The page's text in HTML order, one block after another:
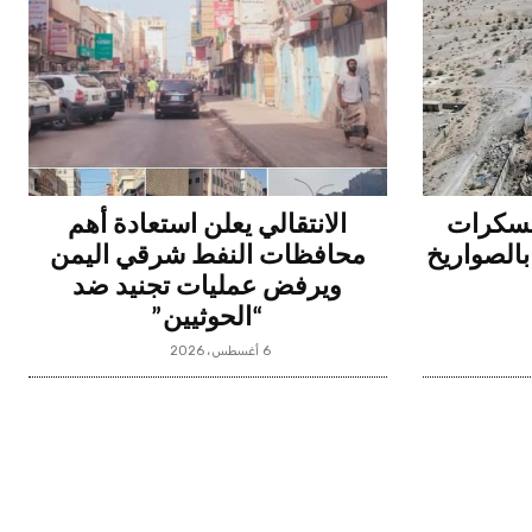
الانتقالي يعلن استعادة أهم
محافظات النفط شرقي اليمن
ويرفض عمليات تجنيد ضد
“الحوثيين”
6 أغسطس، 2026